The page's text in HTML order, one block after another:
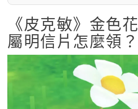
《皮克敏》金色
屬明信片怎麼領？